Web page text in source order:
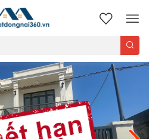
nhadatdongnai360.vn